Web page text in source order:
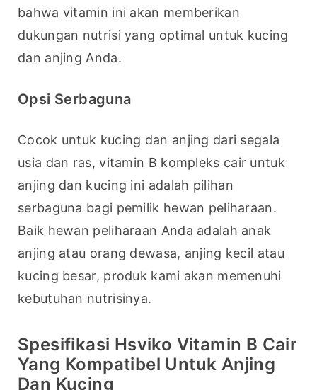
bahwa vitamin ini akan memberikan
dukungan nutrisi yang optimal untuk kucing
dan anjing Anda.
Opsi Serbaguna
Cocok untuk kucing dan anjing dari segala
usia dan ras, vitamin B kompleks cair untuk
anjing dan kucing ini adalah pilihan
serbaguna bagi pemilik hewan peliharaan.
Baik hewan peliharaan Anda adalah anak
anjing atau orang dewasa, anjing kecil atau
kucing besar, produk kami akan memenuhi
kebutuhan nutrisinya.
Spesifikasi Hsviko Vitamin B Cair
Yang Kompatibel Untuk Anjing
Dan Kucing